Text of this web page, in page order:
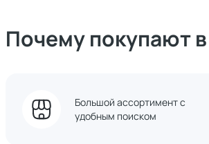
Почему покупают
Большой ассортимент с
удобным поиском